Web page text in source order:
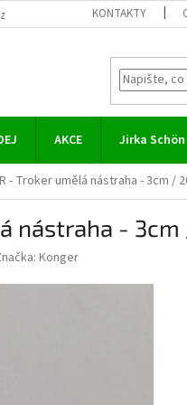
KONTAKTY
AKCE Jirka
- Troker umělá nástraha - 3cm /
nástraha -
Konger